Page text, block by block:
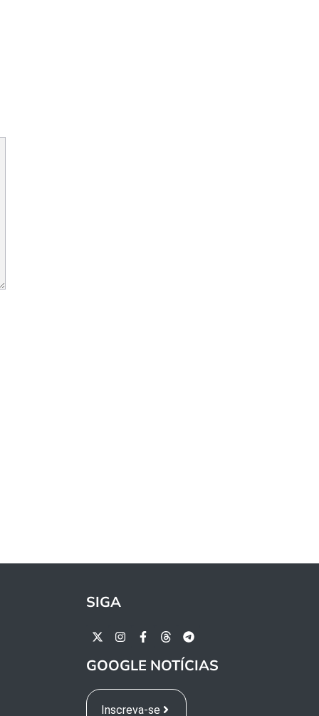
SIGA
GOOGLE NOTÍCIAS
Inscreva-se